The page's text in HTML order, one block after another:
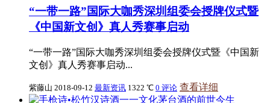
“一带一路”国际大咖秀深圳组委会授牌仪式暨
《中国新文创》真人秀赛事启动
“一带一路”国际大咖秀深圳组委会授牌仪式暨《中国新
文创》真人秀赛事启动...
紫藤山 2018-09-12 最新资讯 1322 ℃ 0 评论 查看详细